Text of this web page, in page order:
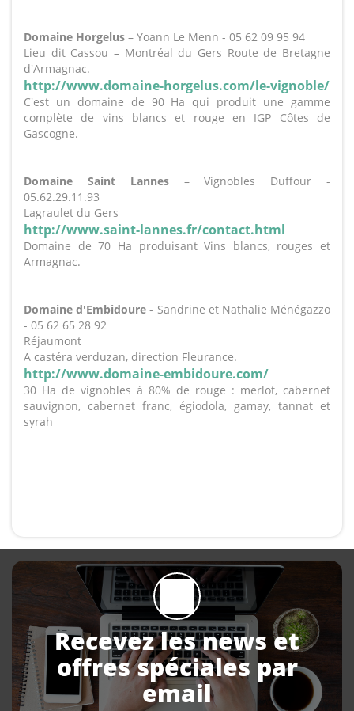
Domaine Horgelus – Yoann Le Menn - 05 62 09 95 94
Lieu dit Cassou – Montréal du Gers Route de Bretagne
d'Armagnac.
http://www.domaine-horgelus.com/le-vignoble/
C'est un domaine de 90 Ha qui produit une gamme
complète de vins blancs et rouge en IGP Côtes de
Gascogne.
Domaine Saint Lannes– Vignobles Duffour -
05.62.29.11.93
Lagraulet du Gers
http://www.saint-lannes.fr/contact.html
Domaine de 70 Ha produisant Vins blancs, rouges et
Armagnac.
Domaine d'Embidoure - Sandrine et Nathalie Ménégazzo
- 05 62 65 28 92
Réjaumont
A castéra verduzan, direction Fleurance.
http://www.domaine-embidoure.com/
30 Ha de vignobles à 80% de rouge : merlot, cabernet
sauvignon, cabernet franc, égiodola, gamay, tannat et
syrah
Recevez les news et
offres spéciales par
email